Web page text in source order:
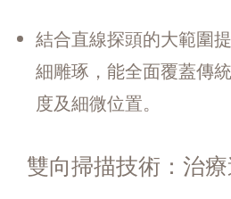
結合直線探頭的大範圍
細雕琢，能全面覆蓋傳
度及細微位置。
雙向掃描技術：治